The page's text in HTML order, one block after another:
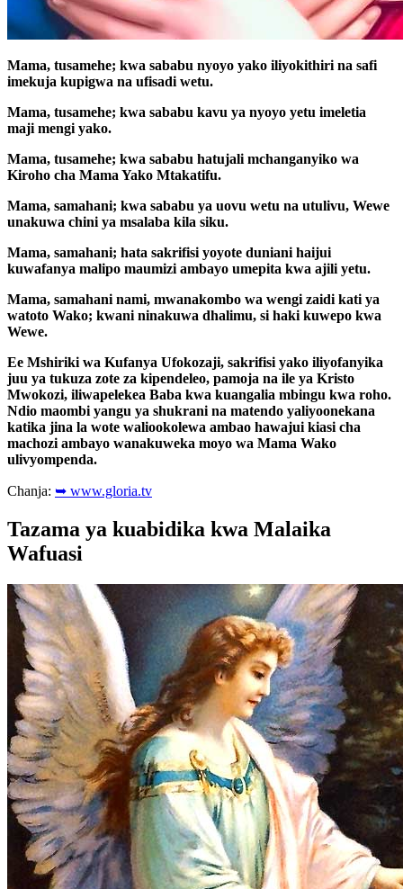
Mama, tusamehe; kwa sababu nyoyo yako iliyokithiri na safi
imekuja kupigwa na ufisadi wetu.
Mama, tusamehe; kwa sababu kavu ya nyoyo yetu imeletia
maji mengi yako.
Mama, tusamehe; kwa sababu hatujali mchanganyiko wa
Kiroho cha Mama Yako Mtakatifu.
Mama, samahani; kwa sababu ya uovu wetu na utulivu, Wewe
unakuwa chini ya msalaba kila siku.
Mama, samahani; hata sakrifisi yoyote duniani haijui
kuwafanya malipo maumizi ambayo umepita kwa ajili yetu.
Mama, samahani nami, mwanakombo wa wengi zaidi kati ya
watoto Wako; kwani ninakuwa dhalimu, si haki kuwepo kwa
Wewe.
Ee Mshiriki wa Kufanya Ufokozaji, sakrifisi yako iliyofanyika
juu ya tukuza zote za kipendeleo, pamoja na ile ya Kristo
Mwokozi, iliwapelekea Baba kwa kuangalia mbingu kwa roho.
Ndio maombi yangu ya shukrani na matendo yaliyoonekana
katika jina la wote waliookolewa ambao hawajui kiasi cha
machozi ambayo wanakuweka moyo wa Mama Wako
ulivyompenda.
Chanja: ➥ www.gloria.tv
Tazama ya kuabidika kwa Malaika
Wafuasi